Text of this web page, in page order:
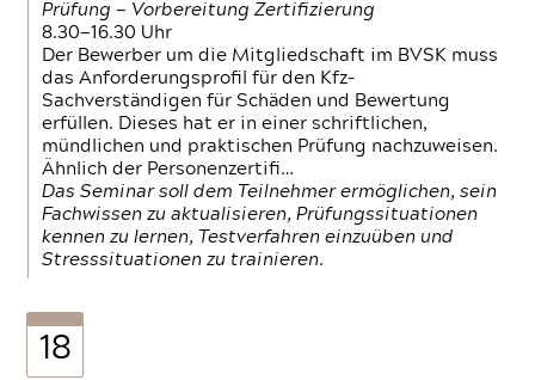
Prüfung — Vorbereitung Zertifizierung
8.30—16.30 Uhr
Der Bewerber um die Mitgliedschaft im BVSK muss
das Anforderungsprofil für den Kfz-
Sachverständigen für Schäden und Bewertung
erfüllen. Dieses hat er in einer schriftlichen,
mündlichen und praktischen Prüfung nachzuweisen.
Ähnlich der Personenzertifi…
Das Seminar soll dem Teilnehmer ermöglichen, sein
Fachwissen zu aktualisieren, Prüfungssituationen
kennen zu lernen, Testverfahren einzuüben und
Stresssituationen zu trainieren.
18